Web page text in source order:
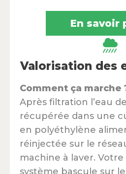
En savoir
Valorisation des
Comment ça marche
Après filtration l’eau
récupérée dans une
en polyéthylène
réinjectée sur le
machine à laver. Votre
système bascule sur